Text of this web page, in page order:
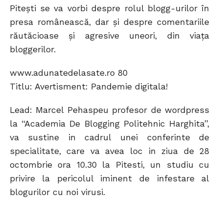
Piteşti se va vorbi despre rolul blogg-urilor în
presa românească, dar şi despre comentariile
răutăcioase şi agresive uneori, din viaţa
bloggerilor.
www.adunatedelasate.ro 80
Titlu: Avertisment: Pandemie digitala!
Lead: Marcel Pehaspeu profesor de wordpress
la “Academia De Blogging Politehnic Harghita”,
va sustine in cadrul unei conferinte de
specialitate, care va avea loc in ziua de 28
octombrie ora 10.30 la Pitesti, un studiu cu
privire la pericolul iminent de infestare al
blogurilor cu noi virusi.